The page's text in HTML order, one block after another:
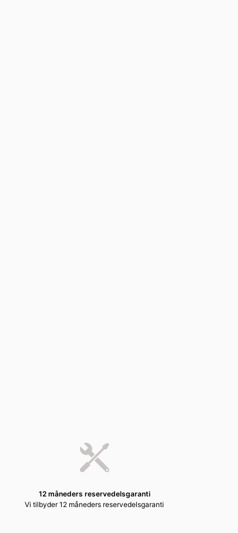
12 måneders reservedelsgaranti
Vi tilbyder 12 måneders reservedelsgaranti